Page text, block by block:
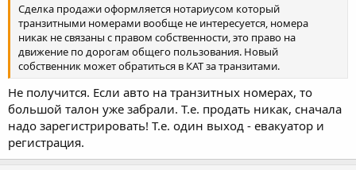
Сделка продажи оформляется нотариусом который
транзитными номерами вообще не интересуется, номера
никак не связаны с правом собственности, это право на
движение по дорогам общего пользования. Новый
собственник может обратиться в КАТ за транзитами.
Не получится. Если авто на транзитных номерах, то
большой талон уже забрали. Т.е. продать никак, сначала
надо зарегистрировать! Т.е. один выход - евакуатор и
регистрация.